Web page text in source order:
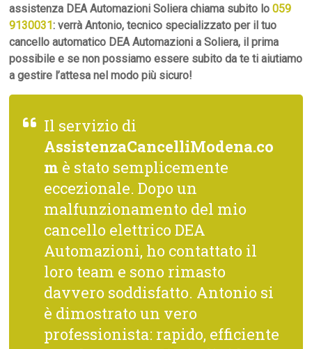
assistenza DEA Automazioni Soliera chiama subito lo059
9130031: verrà Antonio, tecnico specializzato per il tuo
cancello automatico DEA Automazioni a Soliera, il prima
possibile e se non possiamo essere subito da te ti aiutiamo
a gestire l’attesa nel modo più sicuro!
Il servizio di
AssistenzaCancelliModena.co
m è stato semplicemente
eccezionale. Dopo un
malfunzionamento del mio
cancello elettrico DEA
Automazioni, ho contattato il
loro team e sono rimasto
davvero soddisfatto. Antonio si
è dimostrato un vero
professionista: rapido, efficiente